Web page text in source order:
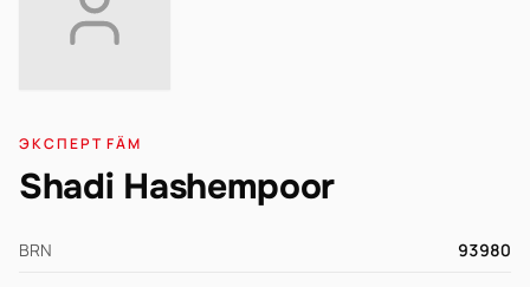
ЭКСПЕРТ FÄM
Shadi Hashempoor
BRN 93980